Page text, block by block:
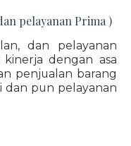
pelayanan Prima )
dan pelayanan
dengan asa
penjualan barang
dan pun pelayanan